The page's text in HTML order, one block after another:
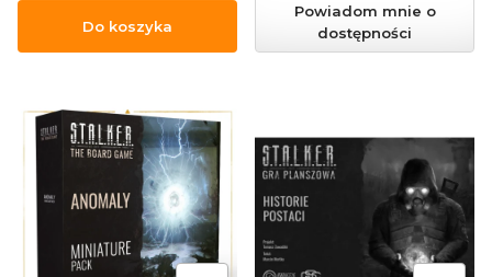
Do koszyka
Powiadom mnie o
dostępności